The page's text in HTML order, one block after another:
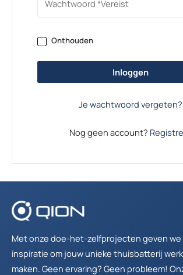
Onthouden
Inloggen
Je wachtwoord vergeten?
Nog geen account?
Met onze doe-het-zelfprojecten geven we
inspiratie om jouw unieke thuisbatterij
maken. Geen ervaring? Geen probleem!